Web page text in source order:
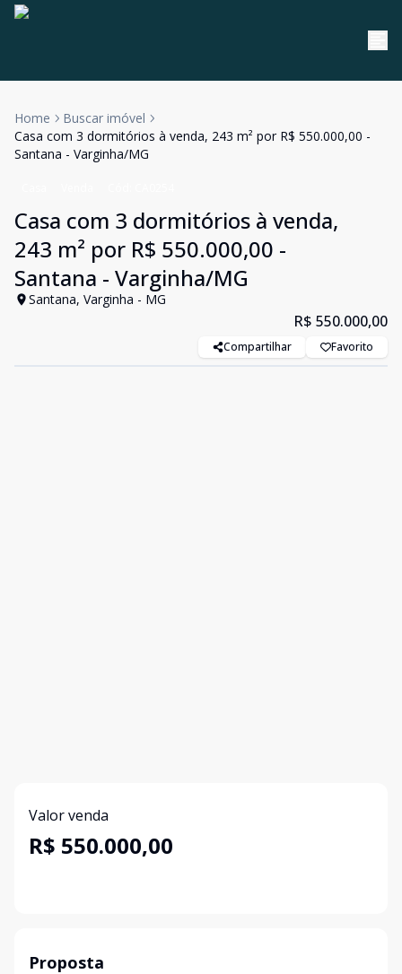
Home
Buscar imóvel
Casa com 3 dormitórios à venda, 243 m² por R$ 550.000,00 -
Santana - Varginha/MG
Casa com 3 dormitórios à venda,
243 m² por R$ 550.000,00 -
Santana - Varginha/MG
Santana, Varginha - MG
R$ 550.000,00
Compartilhar Favorito
Valor venda
R$ 550.000,00
Proposta